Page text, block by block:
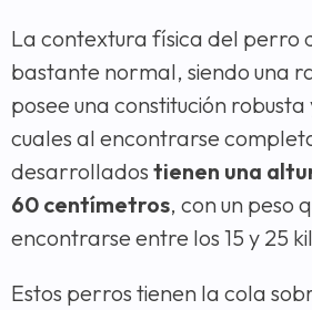
La contextura física del perro
bastante normal, siendo una
posee una constitución
cuales al encontrarse
desarrollados tienen una
60 centímetros, con un peso
encontrarse entre los 15 y 25
Estos perros tienen la cola